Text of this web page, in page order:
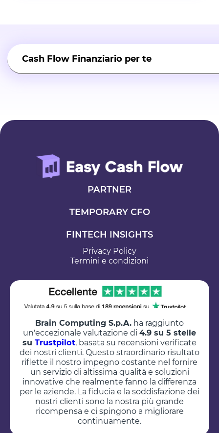
Cash Flow Finanziario per te
PARTNER
TEMPORARY CFO
FINTECH INSIGHTS
Privacy Policy
Termini e condizioni
Brain Computing S.p.A. ha raggiunto
un'eccezionale valutazione di 4.9 su 5 stelle
su Trustpilot, basata su recensioni verificate
dei nostri clienti. Questo straordinario risultato
riflette il nostro impegno costante nel fornire
un servizio di altissima qualità e soluzioni
innovative che realmente fanno la differenza
per le aziende. La fiducia e la soddisfazione dei
nostri clienti sono la nostra più grande
ricompensa e ci spingono a migliorare
continuamente.